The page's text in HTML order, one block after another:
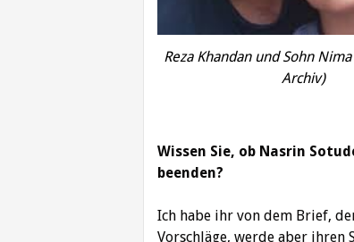
Reza Khandan und Sohn
Archiv)
Wissen Sie, ob Nasrin
beenden?
Ich habe ihr von dem Brief,
Vorschläge, werde aber ihren